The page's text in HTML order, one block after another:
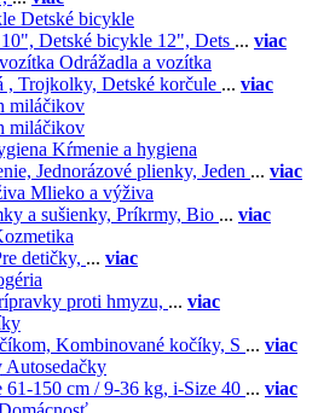
Detské bicykle
Detské bicykle 12", Dets ... viac
Odrážadla a vozítka
, Trojkolky, Detské korčule ... viac
miláčikov
miláčikov
Kŕmenie a hygiena
Jednorázové plienky, Jeden ... viac
Mlieko a výživa
a sušienky, Príkrmy, Bio ... viac
detičky, ... viac
proti hmyzu, ... viac
Kombinované kočíky, S ... viac
Autosedačky
61-150 cm / 9-36 kg, i-Size 40 ... viac